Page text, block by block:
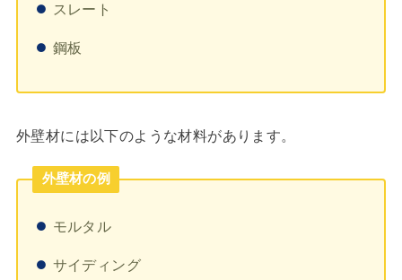
スレート
鋼板
外壁材には以下のような材料があります。
外壁材の例
モルタル
サイディング